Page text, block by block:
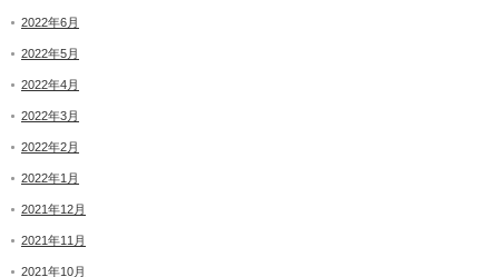
2022年6月
2022年5月
2022年4月
2022年3月
2022年2月
2022年1月
2021年12月
2021年11月
2021年10月